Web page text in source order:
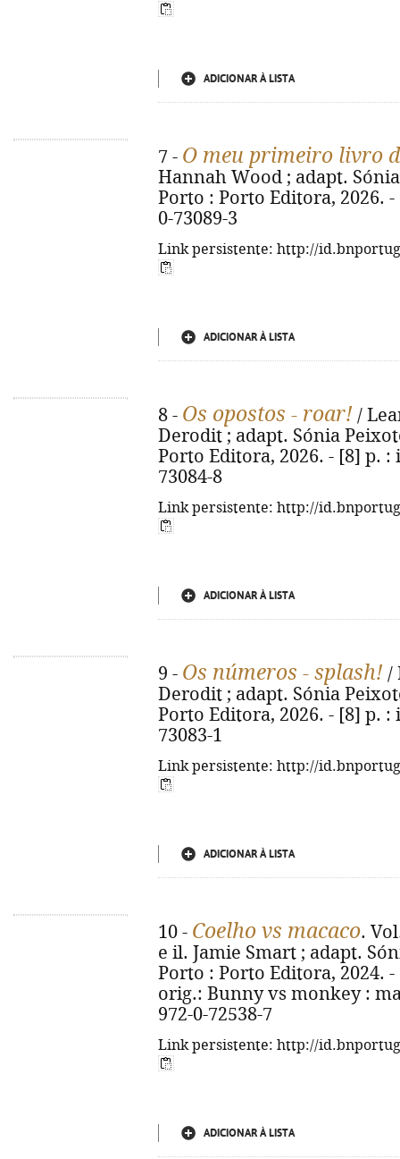
ADICIONAR À LISTA
7 - O meu primeiro livro
Hannah Wood ; adapt.
Porto : Porto Editora, 2026. -
0-73089-3
Link persistente: http://
ADICIONAR À LISTA
8 - Os opostos - roar! /
Derodit ; adapt. Sónia
Porto Editora, 2026. - [8] p. :
73084-8
Link persistente: http://
ADICIONAR À LISTA
9 - Os números - splash! /
Derodit ; adapt. Sónia
Porto Editora, 2026. - [8] p. :
73083-1
Link persistente: http://
ADICIONAR À LISTA
10 - Coelho vs macaco.
e il. Jamie Smart ; adapt.
Porto : Porto Editora, 2024.
orig.: Bunny vs monkey :
972-0-72538-7
Link persistente: http://
ADICIONAR À LISTA